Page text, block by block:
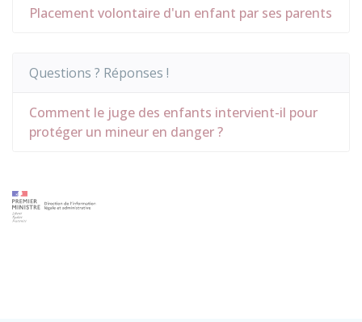
Placement volontaire d'un enfant par ses parents
Questions ? Réponses !
Comment le juge des enfants intervient-il pour
protéger un mineur en danger ?